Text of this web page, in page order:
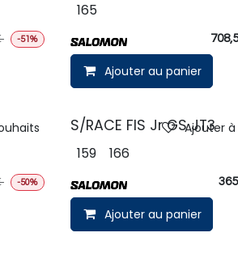
-51%
165
Ajouter au panier
-50%
S/RACE FIS Jr GS JT3
159 166
Ajouter au panier
Ajouter